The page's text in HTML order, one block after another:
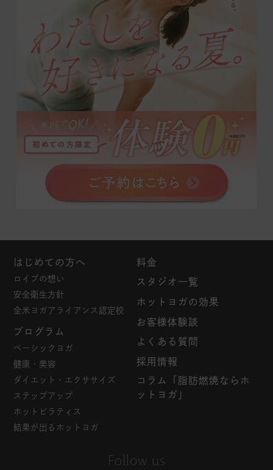
Follow us
はじめての方へ
ロイブの想い
安全衛生方針
全米ヨガアライアンス認定校
プログラム
ベーシックヨガ
健康・美容
ダイエット・エクササイズ
ステップアップ
ホットピラティス
結果が出るホットヨガ
料金
スタジオ一覧
ホットヨガの効果
お客様体験談
よくある質問
採用情報
コラム「脂肪燃焼ならホ
ットヨガ」